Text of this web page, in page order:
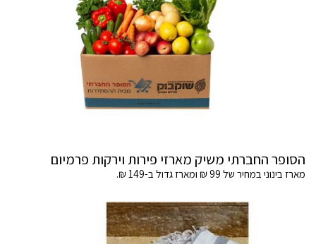
הסופר החברתי משיק מארזי פירות וירקות פרמיום
מארז בינוני במחיר של 99 ₪ ומארז גדול ב-149 ₪.